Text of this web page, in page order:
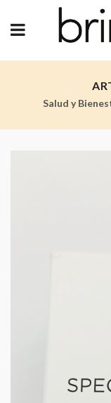
Salud y